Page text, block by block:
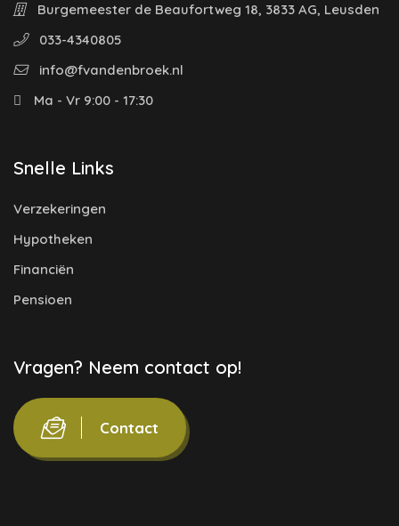
Burgemeester de Beaufortweg 18, 3833 AG, Leusden
033-4340805
info@fvandenbroek.nl
Ma - Vr 9:00 - 17:30
Snelle Links
Verzekeringen
Hypotheken
Financiën
Pensioen
Vragen? Neem contact op!
Contact